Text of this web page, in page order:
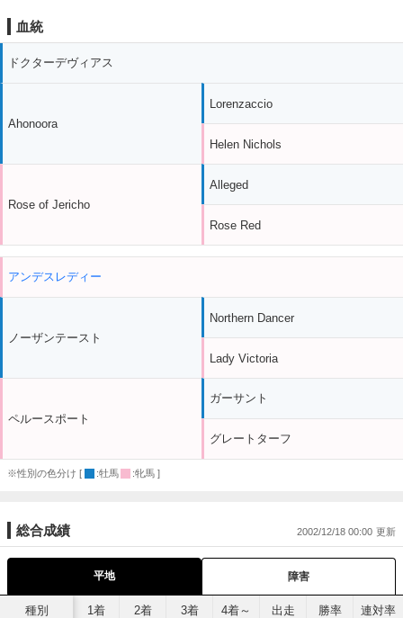
血統
ドクターデヴィアス
Ahonoora
Rose of Jericho
Lorenzaccio
Helen Nichols
Alleged
Rose Red
アンデスレディー
ノーザンテースト
ペルースポート
Northern Dancer
Lady Victoria
ガーサント
グレートターフ
※性別の色分け [ :牡馬 :牝馬 ]
総合成績 2002/12/18 00:00
平地 障害
種別 1着 2着 3着 4着～ 出走 勝率 連対率